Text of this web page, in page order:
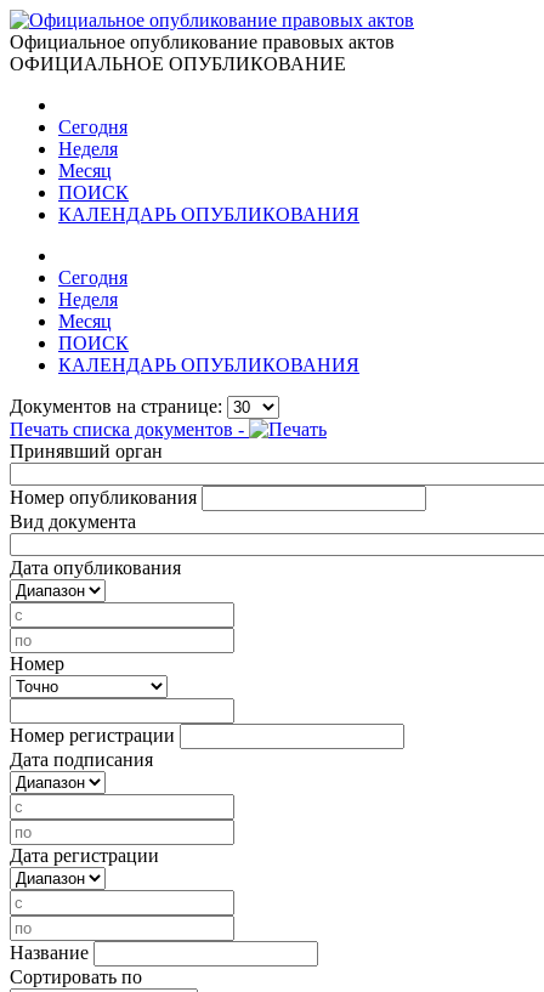
Официальное опубликование правовых актов
ОФИЦИАЛЬНОЕ ОПУБЛИКОВАНИЕ
Сегодня
Неделя
Месяц
ПОИСК
КАЛЕНДАРЬ ОПУБЛИКОВАНИЯ
Сегодня
Неделя
Месяц
ПОИСК
КАЛЕНДАРЬ ОПУБЛИКОВАНИЯ
Документов на странице:
Печать списка документов -
Принявший орган
Номер опубликования
Вид документа
Дата опубликования
Номер
Номер регистрации
Дата подписания
Дата регистрации
Название
Сортировать по